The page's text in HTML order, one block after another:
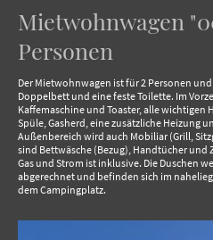
Mietwohnwagen
Personen
Der Mietwohnwagen ist für 2 Personen
Doppelbett und eine feste Toilette. Im
Kaffemaschine und Toaster, alle
Spüle, Gasherd, eine zusätzliche Heizung
Außenbereich wird auch Mobiliar (Grill,
sind Bettwäsche (Bezug), Handtücher und
Gas und Strom ist inklusive. Die Duschen
abgerechnet und befinden sich im
dem Campingplatz.